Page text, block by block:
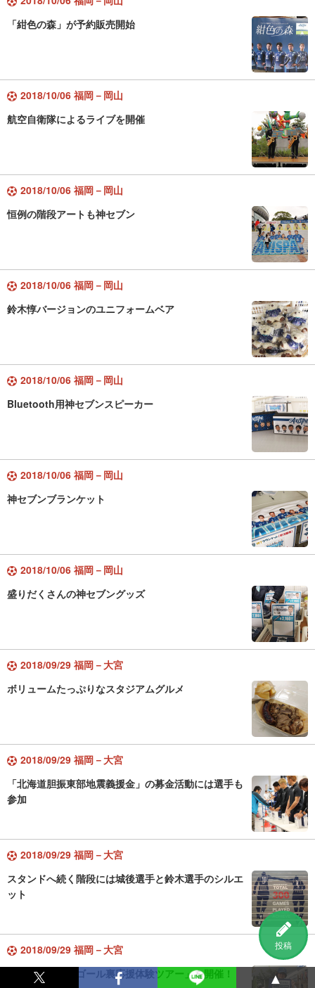
投稿
「紺色の森」が予約販売開始
2018/10/06 福岡－岡山
航空自衛隊によるライブを開催
2018/10/06 福岡－岡山
恒例の階段アートも神セブン
2018/10/06 福岡－岡山
鈴木惇バージョンのユニフォームベア
2018/10/06 福岡－岡山
Bluetooth用神セブンスピーカー
2018/10/06 福岡－岡山
神セブンブランケット
2018/10/06 福岡－岡山
盛りだくさんの神セブングッズ
2018/09/29 福岡－大宮
ボリュームたっぷりなスタジアムグルメ
2018/09/29 福岡－大宮
「北海道胆振東部地震義援金」の募金活動には選手も
参加
2018/09/29 福岡－大宮
スタンドへ続く階段には城後選手と鈴木選手のシルエ
ット
2018/09/29 福岡－大宮
「初めての方のゴール裏応援体験ツアー」を開催！
▲